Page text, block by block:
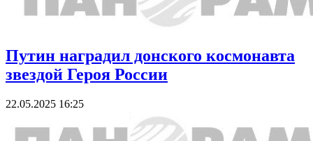
Путин наградил донского космонавта
звездой Героя России
22.05.2025 16:25